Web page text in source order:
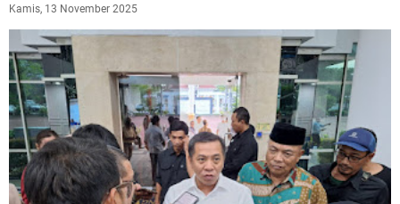
Kamis, 13 November 2025